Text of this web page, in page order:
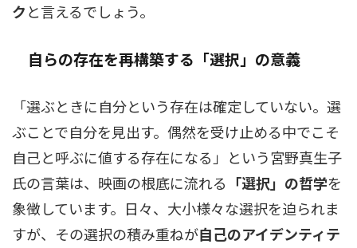
クと言えるでしょう。
自らの存在を再構築する「選択」の意義
「選ぶときに自分という存在は確定していない。選
ぶことで自分を見出す。偶然を受け止める中でこそ
自己と呼ぶに値する存在になる」という宮野真生子
氏の言葉は、映画の根底に流れる 「選択」の哲学を
象徴しています。日々、大小様々な選択を迫られま
すが、その選択の積み重ねが自己のアイデンティテ